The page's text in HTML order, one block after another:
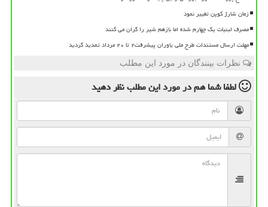
زمان شارژ کوپن تغییر نمود
مصرف لبنیات یک چهارم شده اما بازهم شیر را گران می کنند
مهلت ارسال مستندات طرح ملی یاوران پیشرفت۲ تا ۲۰ مرداد تمدید گردید
نظرات بینندگان در مورد این مطلب
لطفا شما همدر مورد این مطلبنظر دهید